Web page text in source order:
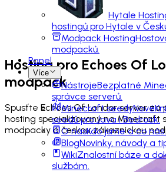
Hytale
hostingů pro Hytale v
Modpack Hosting
modpacků.
Panel
Více
NástrojeBezplatné
správce serverů.
Minecraft seedyNové
seedů pro Java i Bedrock.
O násKdo jsme a co
BlogNovinky, návody a
WikiZnalostní báze a
službám.
Hosting pro Echoes Of
modpack
Spusťte Echoes Of Londor server za
hosting specializovaný na Minecraft
modpacky a českou zákaznickou